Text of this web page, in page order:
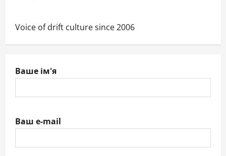
Voice of drift culture since 2006
Ваше ім'я
Ваш e-mail